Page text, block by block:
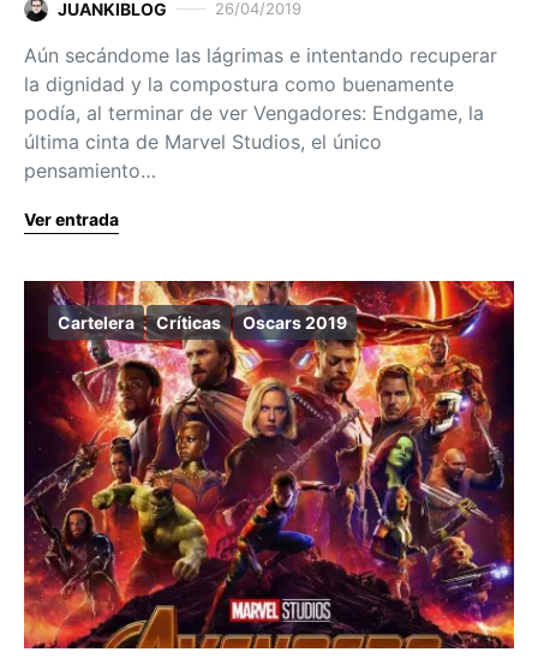
JUANKIBLOG 26/04/2019
Aún secándome las lágrimas e intentando recuperar
la dignidad y la compostura como buenamente
podía, al terminar de ver Vengadores: Endgame, la
última cinta de Marvel Studios, el único
pensamiento…
Ver entrada
Cartelera Críticas Oscars 2019